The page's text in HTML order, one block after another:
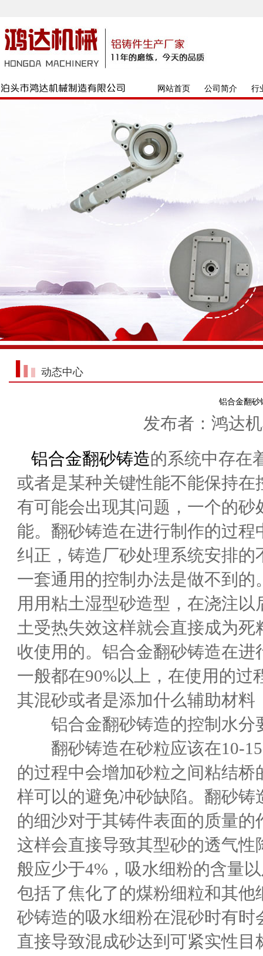
网站首页 公司简介 行
动态中心
铝合金翻砂
发布者：鸿达
铝合金翻砂铸造的系统中存在
或者是某种关键性能不能保持
有可能会出现其问题，一个的
能。翻砂铸造在进行制作的过
纠正，铸造厂砂处理系统安排
一套通用的控制办法是做不到
用用粘土湿型砂造型，在浇注
土受热失效这样就会直接成为
收使用的。铝合金翻砂铸造在
一般都在90%以上，在使用的
其混砂或者是添加什么辅助材料
铝合金翻砂铸造的控制水分
翻砂铸造在砂粒应该在10-
的过程中会增加砂粒之间粘结
样可以的避免冲砂缺陷。翻砂
的细沙对于其铸件表面的质量
这样会直接导致其型砂的透气
般应少于4%，吸水细粉的含量
包括了焦化了的煤粉细粒和其
砂铸造的吸水细粉在混砂时有
直接导致混成砂达到可紧实性